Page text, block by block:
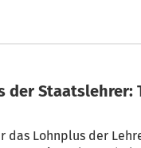
das Lohnplus der